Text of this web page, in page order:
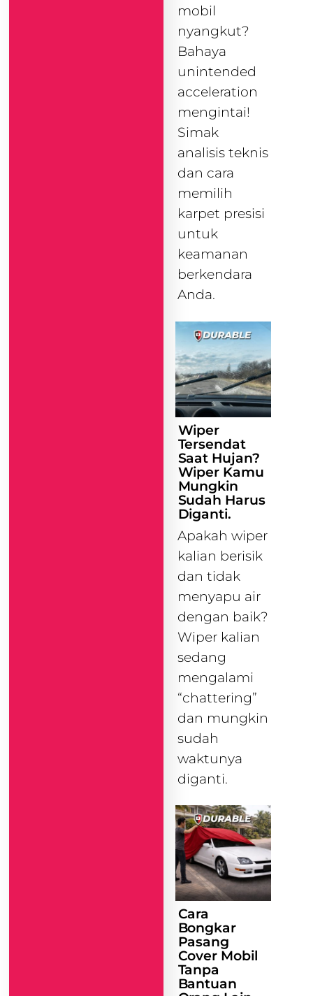
mobil
nyangkut?
Bahaya
unintended
acceleration
mengintai!
Simak
analisis teknis
dan cara
memilih
karpet presisi
untuk
keamanan
berkendara
Anda.
Wiper
Tersendat
Saat Hujan?
Wiper Kamu
Mungkin
Sudah Harus
Diganti.
Apakah wiper
kalian berisik
dan tidak
menyapu air
dengan baik?
Wiper kalian
sedang
mengalami
“chattering”
dan mungkin
sudah
waktunya
diganti.
Cara
Bongkar
Pasang
Cover Mobil
Tanpa
Bantuan